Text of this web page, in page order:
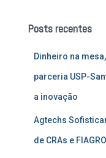
iPosts recentes
Dinheiro na
parceria USP-
a inovação
Agtechs
de CRAs e